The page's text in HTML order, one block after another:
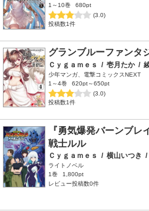
1～10巻
680pt
(3.0)
投稿数1件
グランブルーファンタ
Ｃｙｇａｍｅｓ / 壱月たか /
少年マンガ、電撃コミックスNEXT
1～4巻
620pt～650pt
(3.0)
投稿数1件
『勇気爆発バーンブレ
戦士ルル
Ｃｙｇａｍｅｓ / 横山いつき /
ライトノベル
1巻
1,800pt
レビュー投稿数0件